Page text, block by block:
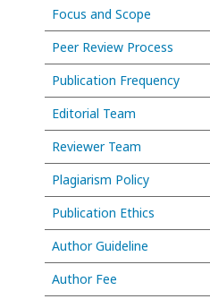
Focus and Scope
Peer Review Process
Publication Frequency
Editorial Team
Reviewer Team
Plagiarism Policy
Publication Ethics
Author Guideline
Author Fee